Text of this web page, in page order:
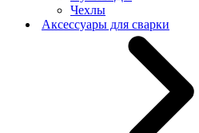
Чехлы
Аксессуары для сварки